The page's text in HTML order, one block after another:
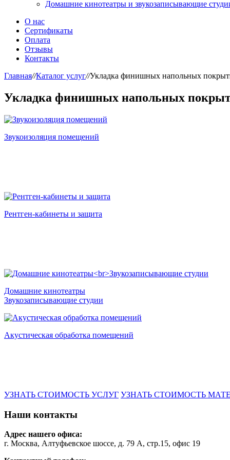
Домашние кинотеатры и звукозаписывающие
О нас
Сертификаты
Оплата
Отзывы
Контакты
Главная//Каталог услуг//Укладка финишных напольных
Укладка финишных напольных
Звукоизоляция помещений
Рентген-кабинеты и защита
Домашние кинотеатры
Звукозаписывающие студии
Акустическая обработка помещений
УЗНАТЬ СТОИМОСТЬ УСЛУГ УЗНАТЬ СТОИМОСТЬ
Наши контакты
Адрес нашего офиса:
г. Москва, Алтуфьевское шоссе, д. 79 А, стр.15, офис 19